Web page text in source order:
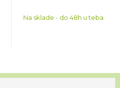
Na sklade - do 48h u teba